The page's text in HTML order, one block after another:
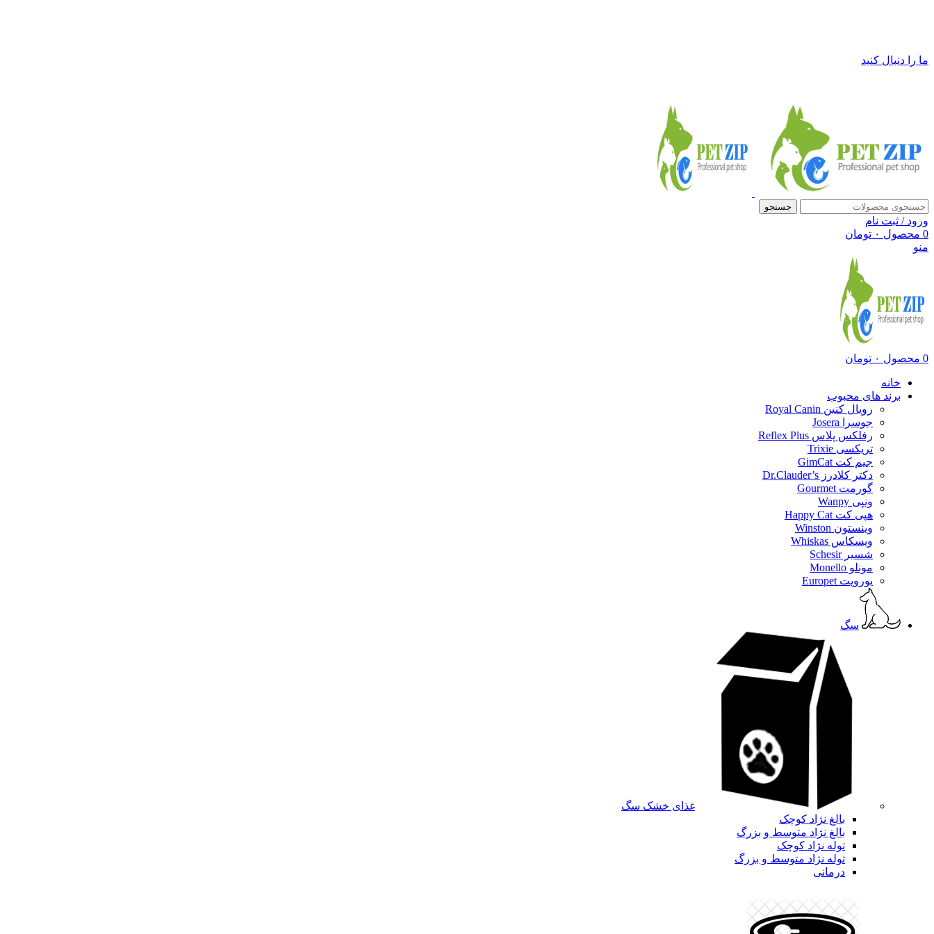
ما را دنبال کنید
جستجو
ورود / ثبت نام
0 محصول ۰ تومان
منو
0 محصول ۰ تومان
خانه
برند های محبوب
رویال کنین Royal Canin
جوسرا Josera
رفلکس پلاس Reflex Plus
تریکسی Trixie
جیم کت GimCat
دکتر کلادرز Dr.Clauder’s
گورمت Gourmet
ونپی Wanpy
هپی کت Happy Cat
وینستون Winston
ویسکاس Whiskas
شسیر Schesir
مونلو Monello
یوروپت Europet
سگ
غذای خشک سگ
بالغ نژاد کوچک
بالغ نژاد متوسط و بزرگ
توله نژاد کوچک
توله نژاد متوسط و بزرگ
درمانی